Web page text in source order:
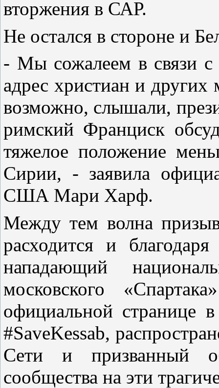
вторжения в САР.
Не остался в стороне и
- Мы сожалеем в связи
адрес христиан и
возможно, слышали,
римский Франциск
тяжелое положение
Сирии, - заявила
США Мари Харф.
Между тем волна
расходится и
нападающий
московского
официальной странице
#SaveKessab,
Сети и призванный
сообщества на эти